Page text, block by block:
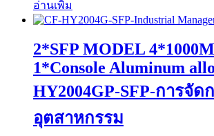
อ่านเพิ่ม
2*SFP MODEL
1*Console Aluminum
HY2004GP-SFP-การจัด
อุตสาหกรรม